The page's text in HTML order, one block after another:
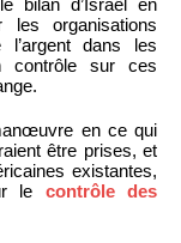
organisations
l’argent dans les
contrôle sur ces
en ce qui
être prises, et
existantes,
le contrôle des